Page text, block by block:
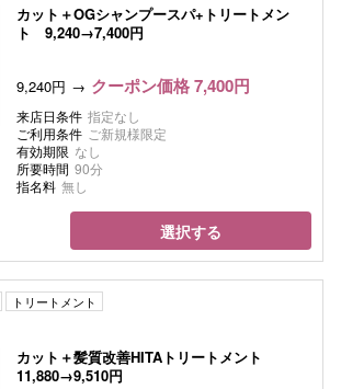
カット＋OGシャンプースパ+トリートメン
ト 9,240→7,400円
9,240円 クーポン価格 7,400円
来店日条件 指定なし
ご利用条件 ご新規様限定
有効期限 なし
所要時間 90分
指名料 無し
選択する
トリートメント
カット＋髪質改善HITAトリートメント
11,880→9,510円